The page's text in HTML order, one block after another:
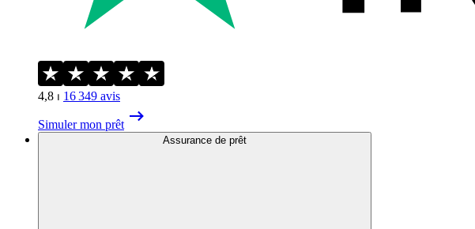
4,8 ⏐ 16 349 avis
Simuler mon prêt
Assurance de prêt